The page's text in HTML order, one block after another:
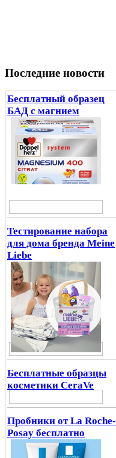
Последние новости
Бесплатный образец
БАД с магнием
Тестирование набора
для дома бренда Meine
Liebe
Бесплатные образцы
косметики CeraVe
Пробники от La Roche-
Posay бесплатно